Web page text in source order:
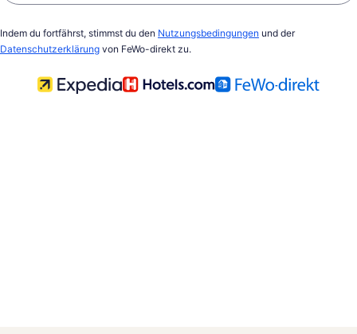
Indem du fortfährst, stimmst du den Nutzungsbedingungen und der
Datenschutzerklärung von FeWo-direkt zu.